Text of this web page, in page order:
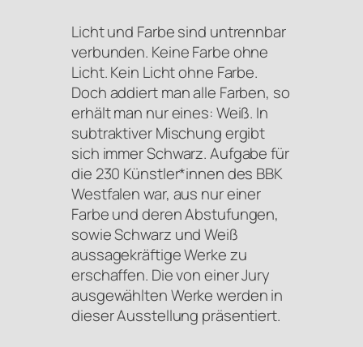
Licht und Farbe sind untrennbar
verbunden. Keine Farbe ohne
Licht. Kein Licht ohne Farbe.
Doch addiert man alle Farben, so
erhält man nur eines: Weiß. In
subtraktiver Mischung ergibt
sich immer Schwarz. Aufgabe für
die 230 Künstler*innen des BBK
Westfalen war, aus nur einer
Farbe und deren Abstufungen,
sowie Schwarz und Weiß
aussagekräftige Werke zu
erschaffen. Die von einer Jury
ausgewählten Werke werden in
dieser Ausstellung präsentiert.